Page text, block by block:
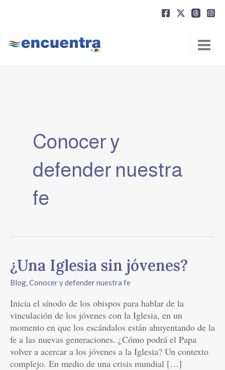
Conocer y
defender nuestra
fe
¿Una Iglesia sin jóvenes?
Blog Conocer y defender nuestra fe
Inicia el sínodo de los obispos para hablar de la
vinculación de los jóvenes con la Iglesia, en un
momento en que los escándalos están ahuyentando de la
fe a las nuevas generaciones. ¿Cómo podrá el Papa
volver a acercar a los jóvenes a la Iglesia? Un contexto
complejo. En medio de una crisis mundial […]
¿Una
Iglesia
sin
jóvenes?